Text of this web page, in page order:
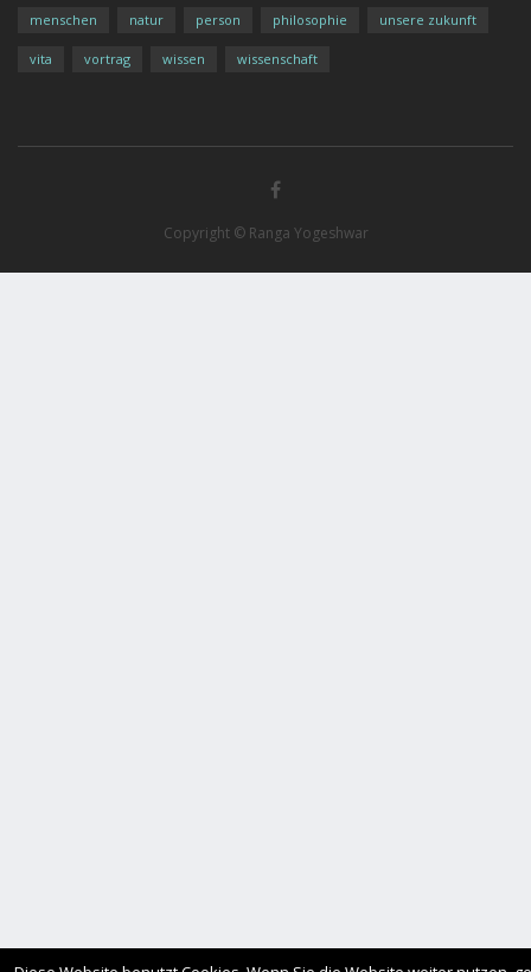
menschen natur person philosophie unsere zukunft
vita vortrag wissen wissenschaft
Copyright © Ranga Yogeshwar